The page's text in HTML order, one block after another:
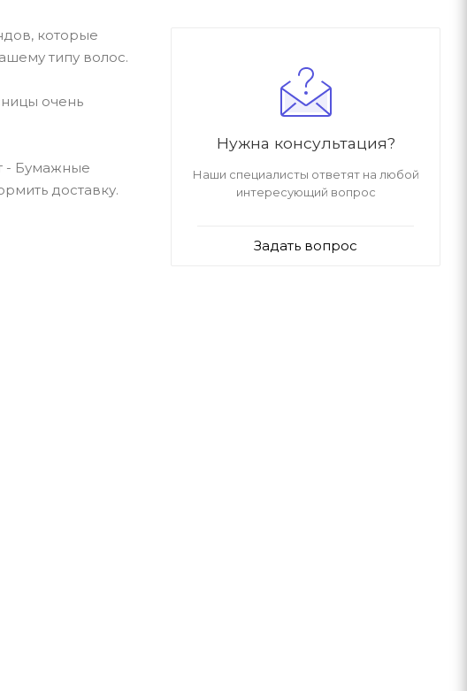
которые
типу волос.
очень
- Бумажные
доставку.
Нужна консультация?
Наши специалисты ответят на любой
интересующий вопрос
Задать вопрос